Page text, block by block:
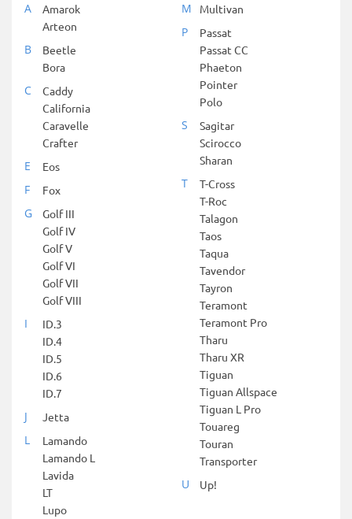
A
Amarok
Arteon
B
Beetle
Bora
C
Caddy
California
Caravelle
Crafter
E Eos
F Fox
G
Golf III
Golf IV
Golf V
Golf VI
Golf VII
Golf VIII
I
ID.3
ID.4
ID.5
ID.6
ID.7
J Jetta
L
Lamando
Lamando L
Lavida
LT
Lupo
M Multivan
P
Passat
Passat CC
Phaeton
Pointer
Polo
S
Sagitar
Scirocco
Sharan
T
T-Cross
T-Roc
Talagon
Taos
Taqua
Tavendor
Tayron
Teramont
Teramont Pro
Tharu
Tharu XR
Tiguan
Tiguan Allspace
Tiguan L Pro
Touareg
Touran
Transporter
U Up!